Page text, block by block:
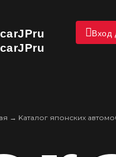
Вход
→ Kаталог японских